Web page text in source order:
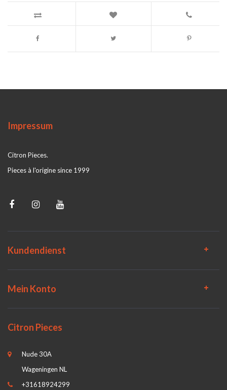
Impressum
Citron Pieces.
Pieces à l'origine since 1999
Kundendienst
Mein Konto
Citron Pieces
Nude 30A
Wageningen NL
+31618924299